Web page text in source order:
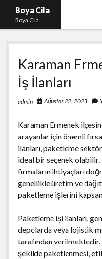
Boya Cila
Boya Cila
En İyi Tiktok Takipçi
Liste
Parasız Instagram Türk
Sayfa Listesi
Karaman
İş İlanları
admin Ağustos 22, 2023
Karaman Ermenek
arayanlar için önemli
ilanları, paketleme
ideal bir seçenek
firmaların ihtiyaçları
genellikle üretim ve
paketleme işlerini
Paketleme işi ilanları,
depolarda veya lojistik
tarafından
şekilde paketlenmesi,